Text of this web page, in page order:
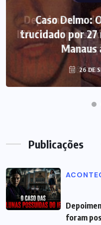
Caso Delmo:
trucidado por
26 DE
Publicações
foram